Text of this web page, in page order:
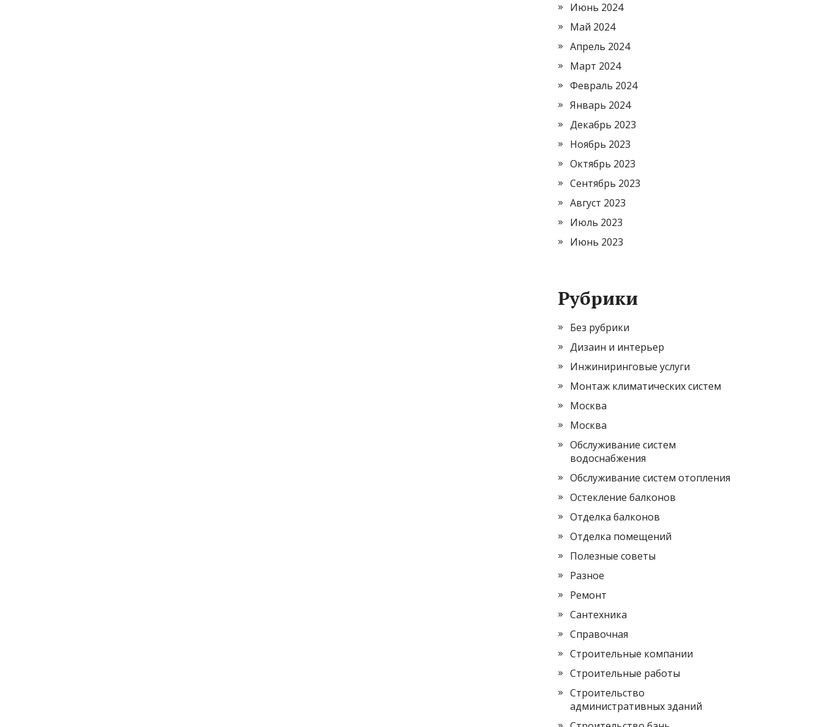
Июнь 2024
Май 2024
Апрель 2024
Март 2024
Февраль 2024
Январь 2024
Декабрь 2023
Ноябрь 2023
Октябрь 2023
Сентябрь 2023
Август 2023
Июль 2023
Июнь 2023
Рубрики
Без рубрики
Дизаин и интерьер
Инжиниринговые услуги
Монтаж климатических систем
Москва
Москва
Обслуживание систем
водоснабжения
Обслуживание систем отопления
Остекление балконов
Отделка балконов
Отделка помещений
Полезные советы
Разное
Ремонт
Сантехника
Справочная
Строительные компании
Строительные работы
Строительство
административных зданий